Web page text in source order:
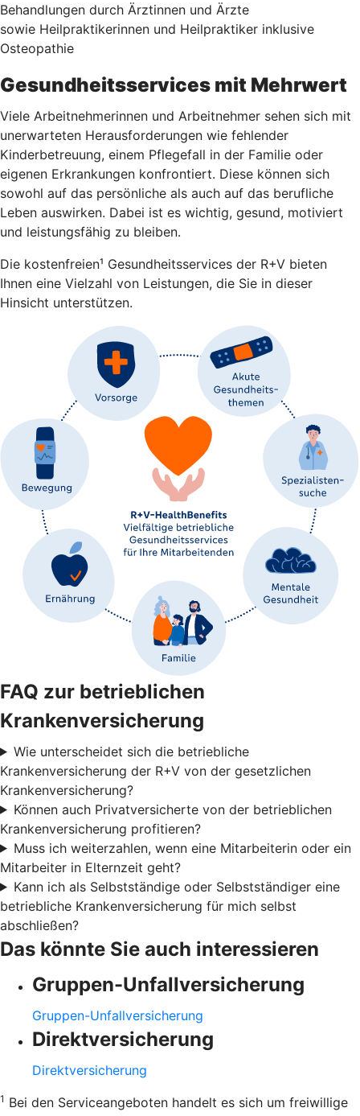
Behandlungen durch Ärztinnen und Ärzte
sowie Heilpraktikerinnen und Heilpraktiker inklusive
Osteopathie
Gesundheitsservices mit Mehrwert
Viele Arbeitnehmerinnen und Arbeitnehmer sehen sich mit
unerwarteten Herausforderungen wie fehlender
Kinderbetreuung, einem Pflegefall in der Familie oder
eigenen Erkrankungen konfrontiert. Diese können sich
sowohl auf das persönliche als auch auf das berufliche
Leben auswirken. Dabei ist es wichtig, gesund, motiviert
und leistungsfähig zu bleiben.
Die kostenfreien¹ Gesundheitsservices der R+V bieten
Ihnen eine Vielzahl von Leistungen, die Sie in dieser
Hinsicht unterstützen.
FAQ zur betrieblichen
Krankenversicherung
Wie unterscheidet sich die betriebliche
Krankenversicherung der R+V von der gesetzlichen
Krankenversicherung?
Können auch Privatversicherte von der betrieblichen
Krankenversicherung profitieren?
Muss ich weiterzahlen, wenn eine Mitarbeiterin oder ein
Mitarbeiter in Elternzeit geht?
Kann ich als Selbstständige oder Selbstständiger eine
betriebliche Krankenversicherung für mich selbst
abschließen?
Das könnte Sie auch interessieren
Gruppen-Unfallversicherung
Gruppen-Unfallversicherung
Direktversicherung
Direktversicherung
1 Bei den Serviceangeboten handelt es sich um freiwillige